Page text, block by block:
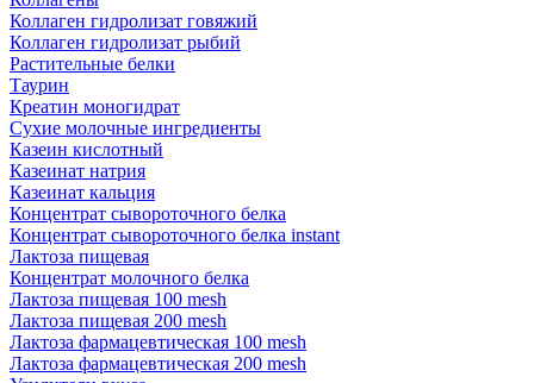
Коллаген гидролизат говяжий
Коллаген гидролизат рыбий
Растительные белки
Таурин
Креатин моногидрат
Сухие молочные ингредиенты
Казеин кислотный
Казеинат натрия
Казеинат кальция
Концентрат сывороточного белка
Концентрат сывороточного белка instant
Лактоза пищевая
Концентрат молочного белка
Лактоза пищевая 100 mesh
Лактоза пищевая 200 mesh
Лактоза фармацевтическая 100 mesh
Лактоза фармацевтическая 200 mesh